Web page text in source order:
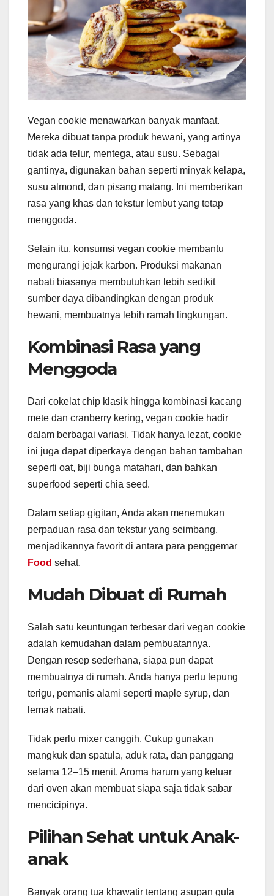
Vegan cookie menawarkan banyak manfaat.
Mereka dibuat tanpa produk hewani, yang artinya
tidak ada telur, mentega, atau susu. Sebagai
gantinya, digunakan bahan seperti minyak kelapa,
susu almond, dan pisang matang. Ini memberikan
rasa yang khas dan tekstur lembut yang tetap
menggoda.
Selain itu, konsumsi vegan cookie membantu
mengurangi jejak karbon. Produksi makanan
nabati biasanya membutuhkan lebih sedikit
sumber daya dibandingkan dengan produk
hewani, membuatnya lebih ramah lingkungan.
Kombinasi Rasa yang
Menggoda
Dari cokelat chip klasik hingga kombinasi kacang
mete dan cranberry kering, vegan cookie hadir
dalam berbagai variasi. Tidak hanya lezat, cookie
ini juga dapat diperkaya dengan bahan tambahan
seperti oat, biji bunga matahari, dan bahkan
superfood seperti chia seed.
Dalam setiap gigitan, Anda akan menemukan
perpaduan rasa dan tekstur yang seimbang,
menjadikannya favorit di antara para penggemar
Food sehat.
Mudah Dibuat di Rumah
Salah satu keuntungan terbesar dari vegan cookie
adalah kemudahan dalam pembuatannya.
Dengan resep sederhana, siapa pun dapat
membuatnya di rumah. Anda hanya perlu tepung
terigu, pemanis alami seperti maple syrup, dan
lemak nabati.
Tidak perlu mixer canggih. Cukup gunakan
mangkuk dan spatula, aduk rata, dan panggang
selama 12–15 menit. Aroma harum yang keluar
dari oven akan membuat siapa saja tidak sabar
mencicipinya.
Pilihan Sehat untuk Anak-
anak
Banyak orang tua khawatir tentang asupan gula